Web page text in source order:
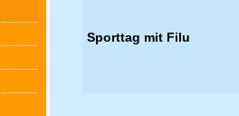
Sporttag mit Filu